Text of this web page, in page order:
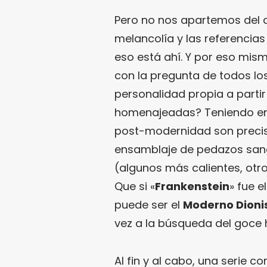
Pero no nos apartemos
melancolía y las
eso está ahí. Y por eso
con la pregunta de todos
personalidad propia a
homenajeadas? Teniendo
post-modernidad son
ensamblaje de pedazos
(algunos más calientes,
Que si «Frankenstein» fue
puede ser el Moderno
vez a la búsqueda del goce
Al fin y al cabo, una serie